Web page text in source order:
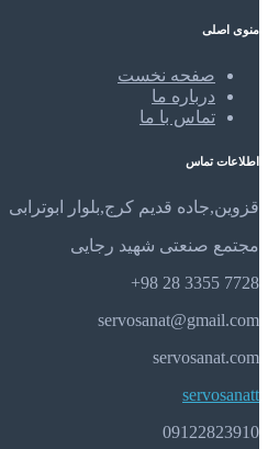
منوی اصلی
صفحه نخست
درباره ما
تماس با ما
اطلاعات تماس
قزوین,جاده قدیم کرج,بلوار ابوترابی
مجتمع صنعتی شهید رجایی
7728 3355 28 98+
servosanat@gmail.com
servosanat.com
servosanatt
09122823910